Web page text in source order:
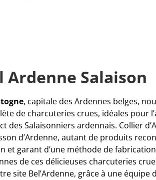
Ardenne Salaison
, capitale des Ardennes belges,
de charcuteries crues, idéales pour
des Salaisonniers ardennais. Collier
d’Ardenne, autant de produits
et garant d’une méthode de
de ces délicieuses charcuteries
site Bel’Ardenne, grâce à une équipe